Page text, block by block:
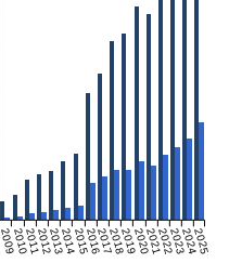
20092010201120122013201420152016201720182019202020212022202320242025